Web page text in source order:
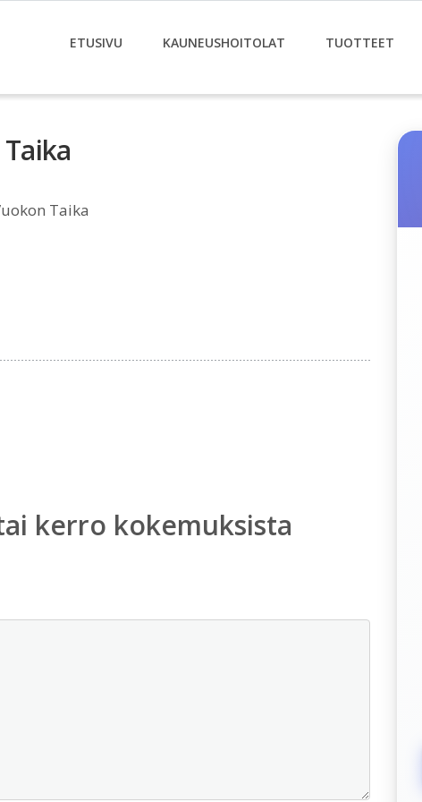
ETUSIVU KAUNEUSHOITOLAT TUOTTEET
Taika
kerro kokemuksista